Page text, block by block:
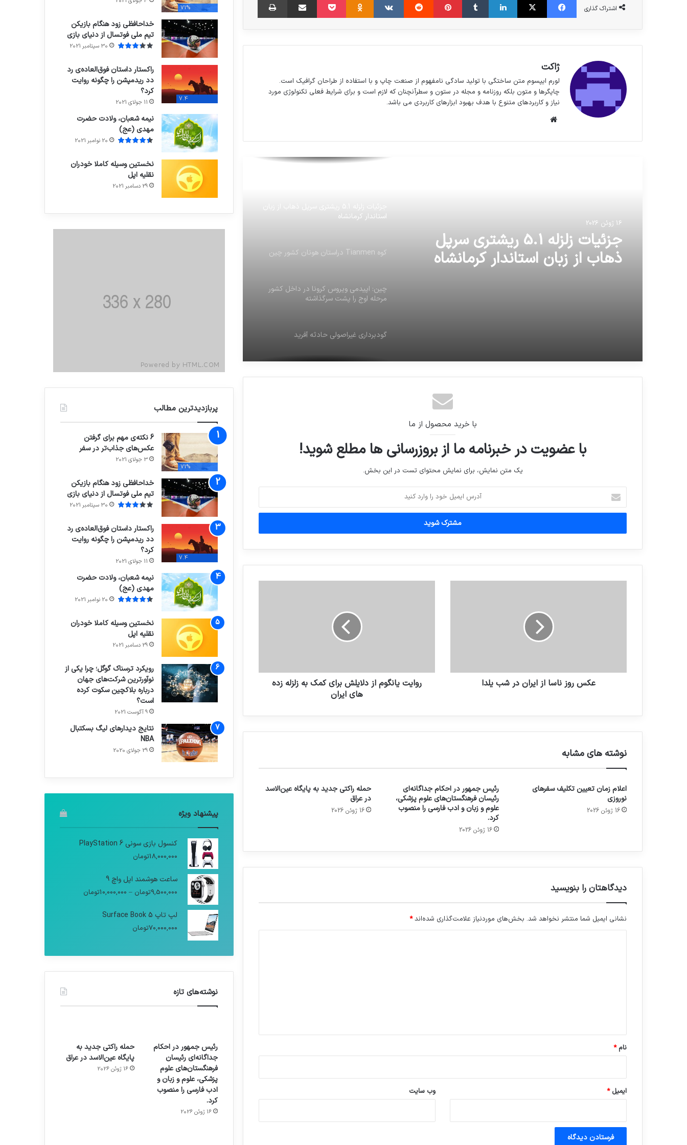
اشتراک گذاری
ژاکت
لورم ایپسوم متن ساختگی با تولید سادگی نامفهوم از صنعت چاپ و با استفاده از طراحان گرافیک است.
چاپگرها و متون بلکه روزنامه و مجله در ستون و سطرآنچنان که لازم است و برای شرایط فعلی تکنولوژی مورد
نیاز و کاربردهای متنوع با هدف بهبود ابزارهای کاربردی می باشد.
16 ژوئن 2026
جزئیات زلزله 5.1 ریشتری سرپل
ذهاب از زبان استاندار کرمانشاه
گودبرداری غیراصولی حادثه آفرید
تمرین مشترک ناوهای نیروی دریایی ارتش با
استاندار کرمانشاه
ﮐﻮﻩ Tianmen ﺩﺭﺍﺳﺘﺎﻥ ﻫﻮﻧﺎﻥ ﮐﺸﻮﺭ ﭼﯿﻦ
چین: اپیدمی ویروس کرونا در داخل کشور
مرحله اوج را پشت سرگذاشته
گودبرداری غیراصولی حادثه آفرید
استاندار کرمانشاه
ﮐﻮﻩ Tianmen ﺩﺭﺍﺳﺘﺎﻥ ﻫﻮﻧﺎﻥ ﮐﺸﻮﺭ ﭼﯿﻦ
با خرید محصول از ما
با عضویت در خبرنامه ما از بروزرسانی ها مطلع شوید!
یک متن نمایش، برای نمایش محتوای تست در این بخش.
آدرس
ایمیل
خود
وارد
عکس روز ناسا از ایران در شب یلدا
روایت یانگوم از دلایلش برای کمک به زلزله‌ زده
های ایران
نوشته های مشابه
اعلام زمان تعیین تکلیف سفرهای
نوروزی
16 ژوئن 2026
رئیس جمهور در احکام جداگانه‌ای
رئیسان فرهنگستان‌های علوم پزشکی،
علوم و زبان و ادب فارسی را منصوب
کرد.
16 ژوئن 2026
حمله راکتی جدید به پایگاه عین‌الاسد
در عراق
16 ژوئن 2026
دیدگاهتان را بنویسید
نشانی ایمیل شما منتشر نخواهد شد. بخش‌های موردنیاز علامت‌گذاری شده‌اند*
نام*
ایمیل* وب‌ سایت
71%
خداحافظی زود هنگام بازیکن
تیم ملی فوتسال از دنیای بازی
30 سپتامبر 2021
7.4
راکستار داستان فوق‌العاده‌ی رد
دد ریدمپشن را چگونه روایت
کرد؟
11 جولای 2021
نیمه شعبان، ولادت حضرت
مهدی (عج)
20 نوامبر 2021
نخستین وسیله کاملا خودران
نقلیه اپل
29 دسامبر 2021
پربازدیدترین مطالب
71%
6 نکته‌ی مهم برای گرفتن
عکس‌های جذاب‌تر در سفر
3 جولای 2021
خداحافظی زود هنگام بازیکن
تیم ملی فوتسال از دنیای بازی
30 سپتامبر 2021
7.4
راکستار داستان فوق‌العاده‌ی رد
دد ریدمپشن را چگونه روایت
کرد؟
11 جولای 2021
نیمه شعبان، ولادت حضرت
مهدی (عج)
20 نوامبر 2021
نخستین وسیله کاملا خودران
نقلیه اپل
29 دسامبر 2021
رویکرد ترسناک گوگل؛ چرا یکی از
نوآورترین شرکت‌های جهان
درباره بلاکچین سکوت کرده
است؟
9 آگوست 2021
نتایج دیدار‌های لیگ بسکتبال
NBA
29 جولای 2020
پیشنهاد ویژه
کنسول بازی سونی PlayStation 6
18,000,000تومان
ساعت هوشمند اپل واچ 9
9,500,000تومان –
10,000,000تومان
لپ تاپ Surface Book 5
70,000,000تومان
نوشته‌های تازه
رئیس جمهور در احکام
جداگانه‌ای رئیسان
فرهنگستان‌های علوم
پزشکی، علوم و زبان و
ادب فارسی را منصوب
کرد.
16 ژوئن 2026
حمله راکتی جدید به
پایگاه عین‌الاسد در عراق
16 ژوئن 2026